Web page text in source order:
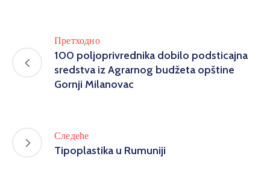
Претходно
100 poljoprivrednika dobilo podsticajna
sredstva iz Agrarnog budžeta opštine
Gornji Milanovac
Следеће
Tipoplastika u Rumuniji